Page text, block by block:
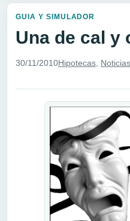
GUIA Y SIMULADOR
Una de cal y
30/11/2010Hipotecas Noticias